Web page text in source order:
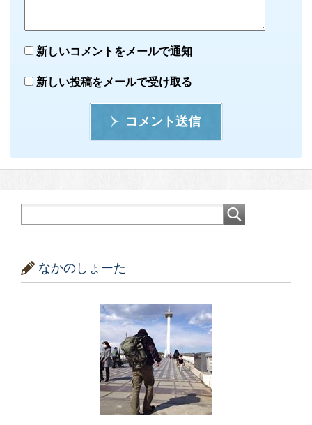
新しいコメントをメールで通知
新しい投稿をメールで受け取る
コメント送信
なかのしょーた